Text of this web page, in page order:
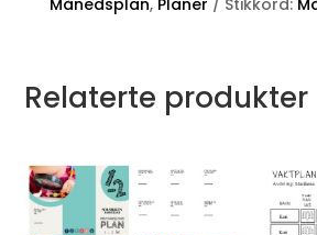
Månedsplan, Planer Stikkord:
Relaterte produkter